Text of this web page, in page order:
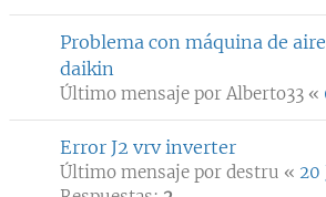
Problema con máquina de
daikin
Último mensaje por Alberto33 «
Error J2 vrv inverter
Último mensaje por destru « 20